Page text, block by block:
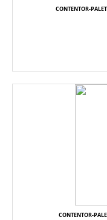
CONTENTOR-
CONTENTOR-